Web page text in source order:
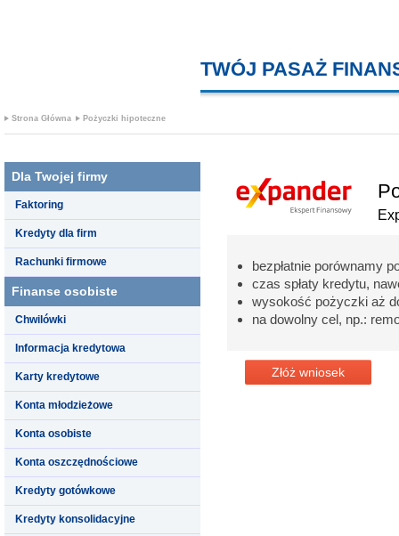
TWÓJ PASAŻ
Strona Główna Pożyczki hipoteczne
Dla Twojej firmy
Faktoring
Kredyty dla firm
Rachunki firmowe
Finanse osobiste
Chwilówki
Informacja kredytowa
Karty kredytowe
Konta młodzieżowe
Konta osobiste
Konta oszczędnościowe
Kredyty gotówkowe
Kredyty konsolidacyjne
bezpłatnie porównamy
czas spłaty kredytu,
wysokość pożyczki aż
na dowolny cel, np.:
Złóż wniosek